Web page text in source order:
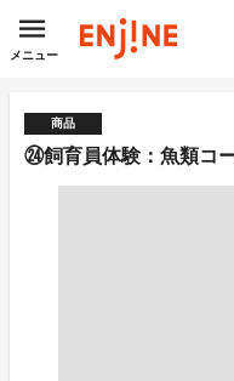
メニュー
商品
㉔飼育員体験：魚類コ